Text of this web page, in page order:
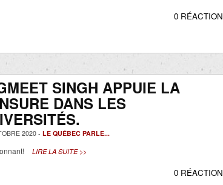
0 RÉACTION
SINGH APPUIE LA
DANS LES
2020 - LE QUÉBEC PARLE...
LIRE LA SUITE >>
0 RÉACTION